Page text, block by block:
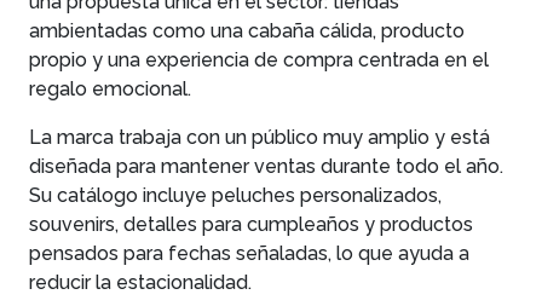
ambientadas como una cabaña cálida, producto
propio y una experiencia de compra centrada en el
regalo emocional.
La marca trabaja con un público muy amplio y está
diseñada para mantener ventas durante todo el año.
Su catálogo incluye peluches personalizados,
souvenirs, detalles para cumpleaños y productos
pensados para fechas señaladas, lo que ayuda a
reducir la estacionalidad.